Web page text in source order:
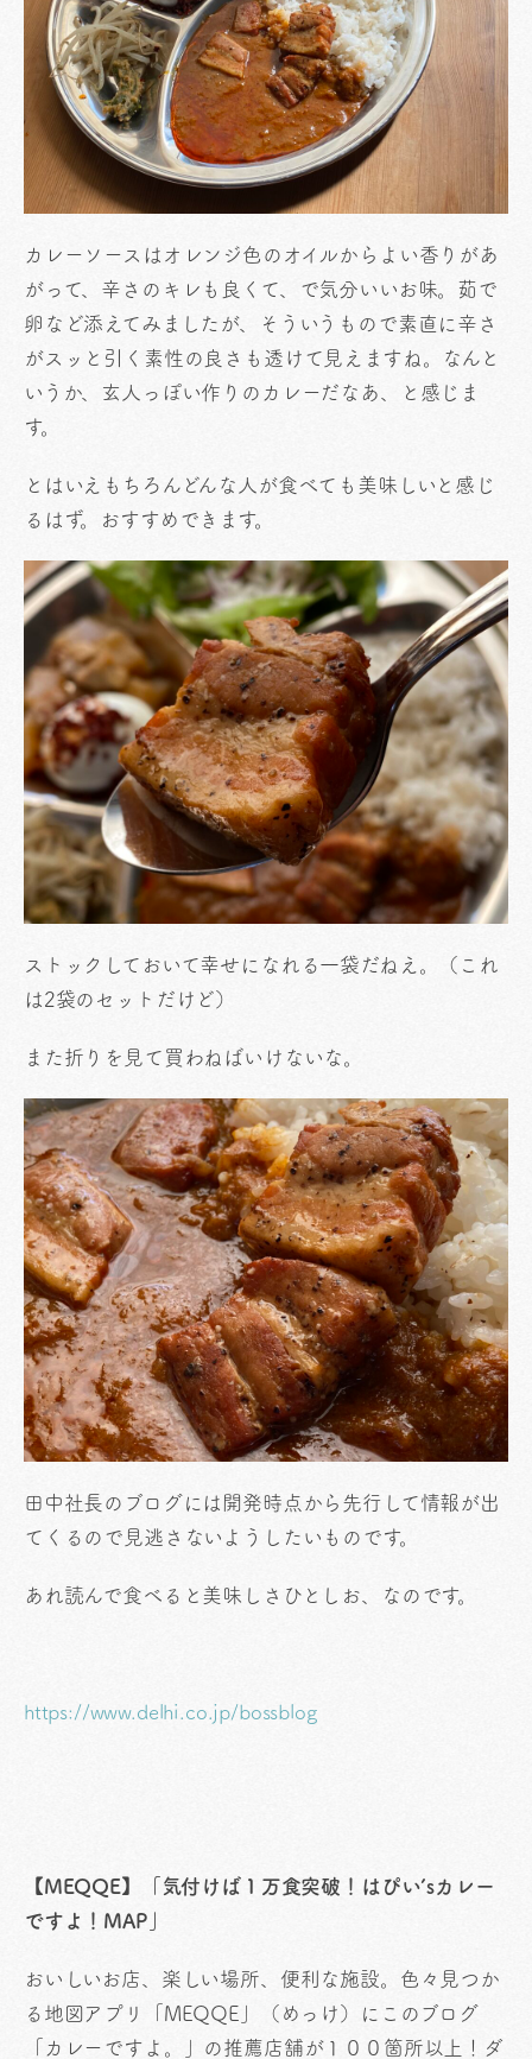
カレーソースはオレンジ色のオイルからよい香りがあ
がって、辛さのキレも良くて、で気分いいお味。茹で
卵など添えてみましたが、そういうもので素直に辛さ
がスッと引く素性の良さも透けて見えますね。なんと
いうか、玄人っぽい作りのカレーだなあ、と感じま
す。
とはいえもちろんどんな人が食べても美味しいと感じ
るはず。おすすめできます。
ストックしておいて幸せになれる一袋だねえ。（これ
は2袋のセットだけど）
また折りを見て買わねばいけないな。
田中社長のブログには開発時点から先行して情報が出
てくるので見逃さないようしたいものです。
あれ読んで食べると美味しさひとしお、なのです。
https://www.delhi.co.jp/bossblog
【MEQQE】「気付けば１万食突破！はぴい’sカレー
ですよ！MAP」
おいしいお店、楽しい場所、便利な施設。色々見つか
る地図アプリ「MEQQE」（めっけ）にこのブログ
「カレーですよ。」の推薦店舗が１００箇所以上！ダ